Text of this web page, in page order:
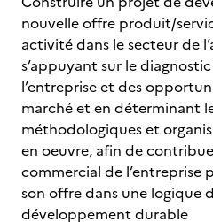
nouvelle offre produit/
activité dans le secteur de
s’appuyant sur le
l’entreprise et des
marché et en déterminant
méthodologiques et
en oeuvre, afin de
commercial de l’entreprise
son offre dans une logique
développement durable